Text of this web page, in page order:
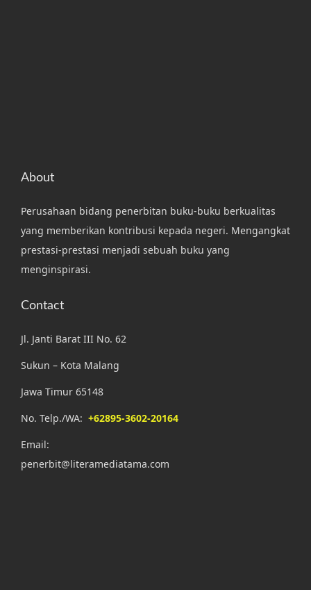
About
Perusahaan bidang penerbitan buku-buku berkualitas
yang memberikan kontribusi kepada negeri. Mengangkat
prestasi-prestasi menjadi sebuah buku yang
menginspirasi.
Contact
Jl. Janti Barat III No. 62
Sukun – Kota Malang
Jawa Timur 65148
No. Telp./WA: +62895-3602-20164
Email:
penerbit@literamediatama.com